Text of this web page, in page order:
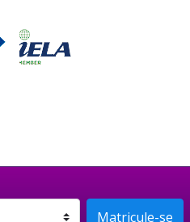
Política de privacidade